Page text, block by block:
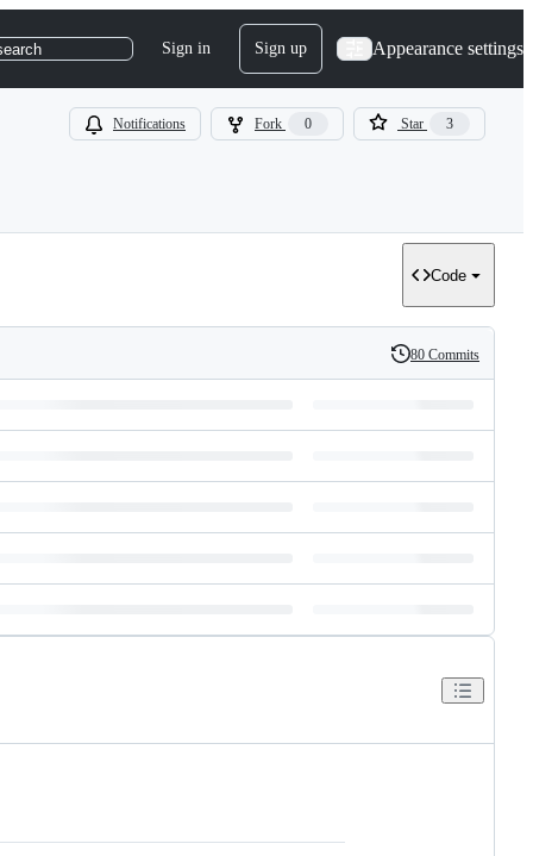
Sign in Sign up Appearance settings
Notifications Fork 0 Star 3
Code
History
80 Commits